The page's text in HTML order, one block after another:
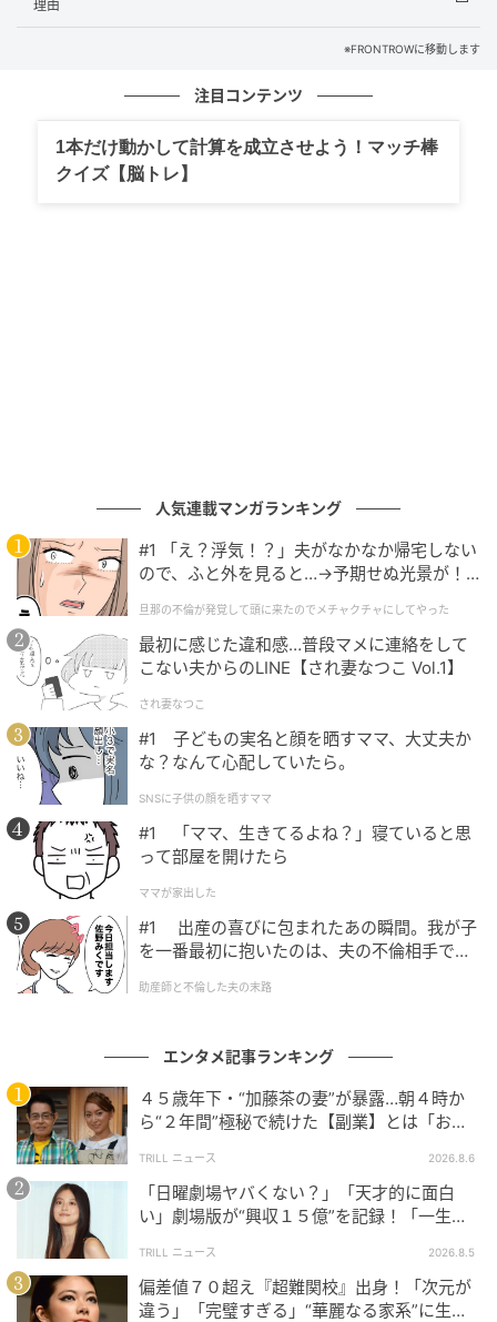
この投稿をInstagramで見る
公表のタイミングに大きな意味
この寄付が注目を集めるのは、その金額の大きさだけ
ではない。報道によれば、テイラーとトラビスは今月3
日に結婚式を行なう可能性が報じられており、その直
前というタイミングが多くの人の心を動かしている。2
人は婚約を発表しており、以来、結婚式の準備が進め
られていると報じられている。
なお、テイラーもトラビスも今回の寄付に際して結婚
式について直接コメントしておらず、式そのものは公
式には未発表のままとなっている。それでも「人生最
大のお祝いを前に、まずは社会に還元する」という姿
勢は、2人のパブリックイメージとも合致するものとし
て広く称賛されている。
この投稿をInstagramで見る
理由
※FRONTROWに移動します
注目コンテンツ
1本だけ動かして計算を成立させよう！マッチ棒
クイズ【脳トレ】
人気連載マンガランキング
#1 「え？浮気！？」夫がなかなか帰宅しない
ので、ふと外を見ると…→予期せぬ光景が！
クチャにしてやった
旦那の不倫が発覚して頭に来たのでメチャクチャにしてやった
最初に感じた違和感…普段マメに連絡をして
こない夫からのLINE【され妻なつこ Vol.1】
され妻なつこ
#1 子どもの実名と顔を晒すママ、大丈夫か
な？なんて心配していたら。
SNSに子供の顔を晒すママ
#1 「ママ、生きてるよね？」寝ていると思
って部屋を開けたら
ママが家出した
#1 出産の喜びに包まれたあの瞬間。我が子
を一番最初に抱いたのは、夫の不倫相手でし
助産師と不倫した夫の末路
エンタメ記事ランキング
４５歳年下・“加藤茶の妻”が暴露…朝４時か
ら“２年間”極秘で続けた【副業】とは「お金
TRILL ニュース 2026.8.6
「日曜劇場ヤバくない？」「天才的に面白
い」劇場版が“興収１５億”を記録！「一生言
TRILL ニュース 2026.8.5
偏差値７０超え『超難関校』出身！「次元が
違う」「完璧すぎる」“華麗なる家系”に生ま